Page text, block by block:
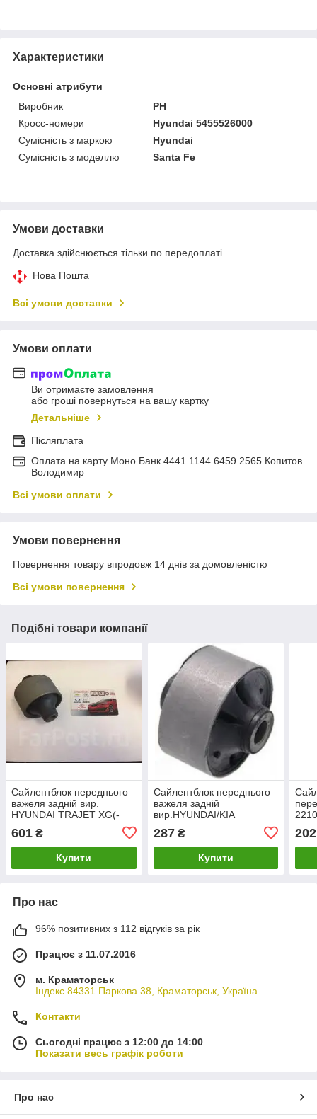
Характеристики
Основні атрибути
Виробник
PH
Кросс-номери
Hyundai 5455526000
Сумісність з маркою
Hyundai
Сумісність з моделлю
Santa Fe
Умови доставки
Доставка здійснюється тільки по передоплаті.
Нова Пошта
Всі умови доставки
Умови оплати
Ви отримаєте замовлення
або гроші повернуться на вашу картку
Детальніше
Післяплата
Оплата на карту Моно Банк 4441 1144 6459 2565 Копитов
Володимир
Всі умови оплати
Умови повернення
Повернення товару впродовж 14 днів за домовленістю
Всі умови повернення
Подібні товари компанії
Сайлентблок переднього
важеля задній вир.
HYUNDAI TRAJET XG(-
3A100 (H07BSHPH04358)
KAP
601 ₴
Купити
Сайлентблок переднього
важеля задній
вир.HYUNDAI/KIA
2004=> ACCENT/GETZ/MATRIX
1999-20011 PH 54584-
07000 (Z07BSHPH0434
287₴
Купити
202
Про нас
96% позитивних з 112 відгуків за рік
Працює з 11.07.2016
м. Краматорськ
Індекс 84331 Паркова 38, Краматорськ, Україна
Контакти
Сьогодні працює з 12:00 до 14:00
Показати весь графік роботи
Про нас